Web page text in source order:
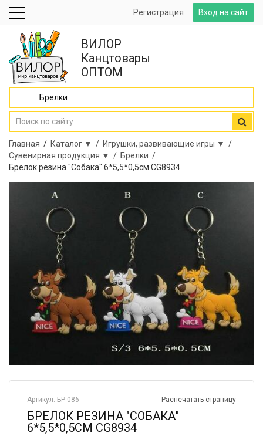
Вход на сайт
Регистрация
ВИЛОР
Канцтовары
ОПТОМ
Брелки
Главная / Каталог ▼ / Игрушки, развивающие игры ▼ /
Сувенирная продукция ▼ / Брелки /
Брелок резина "Собака" 6*5,5*0,5см CG8934
Распечатать страницу
Артикул: БР 086
БРЕЛОК РЕЗИНА "СОБАКА"
6*5,5*0,5СМ CG8934